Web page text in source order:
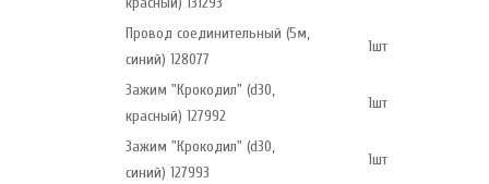
Провод соединительный (5м,
синий) 128077
1шт
Зажим "Крокодил" (d30,
красный) 127992
1шт
Зажим "Крокодил" (d30,
синий) 127993
1шт